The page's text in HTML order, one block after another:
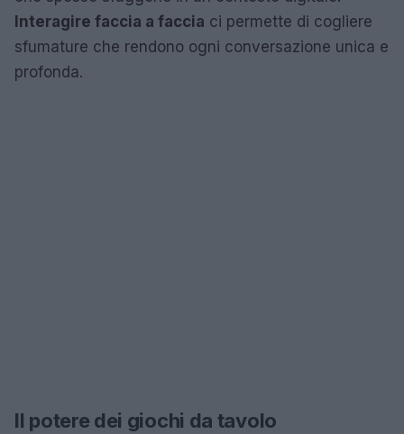
Interagire faccia a faccia ci permette di cogliere
sfumature che rendono ogni conversazione unica e
profonda.
Il potere dei giochi da tavolo